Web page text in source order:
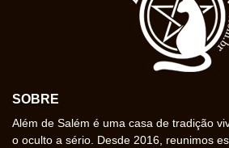
SOBRE
Além de Salém é uma casa de tradição
o oculto a sério. Desde 2016, reunimos